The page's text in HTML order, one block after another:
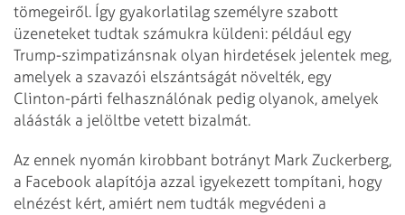
tömegeiről. Így gyakorlatilag személyre szabott
üzeneteket tudtak számukra küldeni: például egy
Trump-szimpatizánsnak olyan hirdetések jelentek meg,
amelyek a szavazói elszántságát növelték, egy
Clinton-párti felhasználónak pedig olyanok, amelyek
aláásták a jelöltbe vetett bizalmát.
Az ennek nyomán kirobbant botrányt Mark Zuckerberg,
a Facebook alapítója azzal igyekezett tompítani, hogy
elnézést kért, amiért nem tudták megvédeni a